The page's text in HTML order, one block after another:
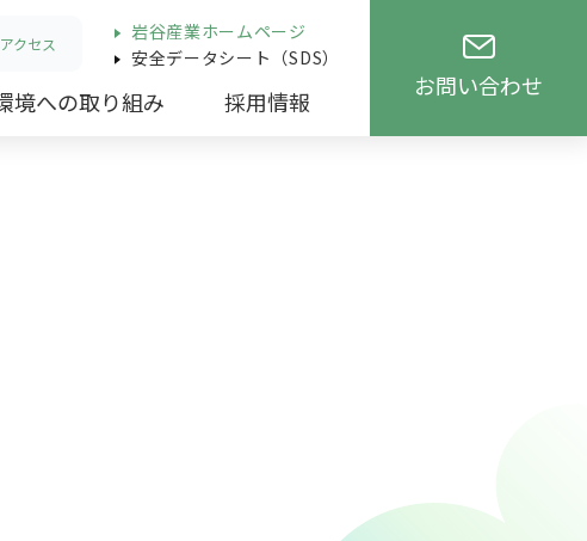
アクセス
岩谷産業ホームページ
安全データシート（SDS）
境への取り組み 採用情報
お問い合わせ